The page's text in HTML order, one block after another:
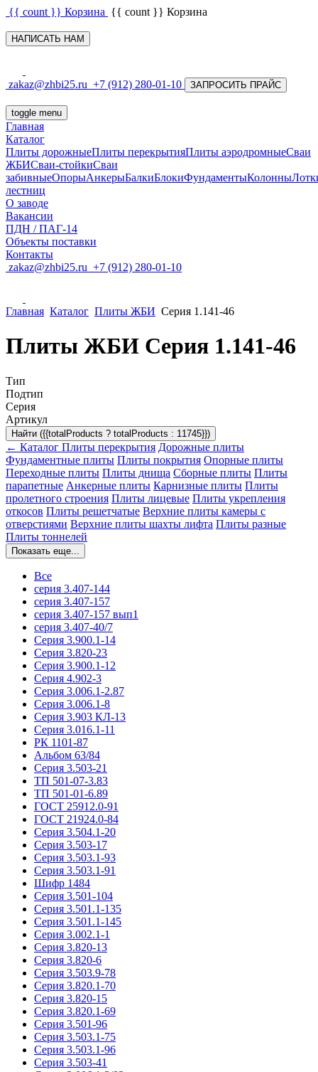
{{ count }} Корзина {{ count }} Корзина
НАПИСАТЬ НАМ
zakaz@zhbi25.ru +7 (912) 280-01-10 ЗАПРОСИТЬ ПРАЙС
toggle menu
Главная
Каталог
Плиты дорожныеПлиты перекрытияПлиты аэродромныеСваи
ЖБИСваи-стойкиСваи
забивныеОпорыАнкерыБалкиБлокиФундаментыКолонны
лестниц
О заводе
Вакансии
ПДН / ПАГ-14
Объекты поставки
Контакты
zakaz@zhbi25.ru +7 (912) 280-01-10
Главная Каталог Плиты ЖБИ Серия 1.141-46
Плиты ЖБИ Серия 1.141-46
Тип
Подтип
Серия
Артикул
Найти ({{totalProducts ? totalProducts : 11745}})
← Каталог Плиты перекрытия Дорожные плиты
Фундаментные плиты Плиты покрытия Опорные плиты
Переходные плиты Плиты днища Сборные плиты Плиты
парапетные Анкерные плиты Карнизные плиты Плиты
пролетного строения Плиты лицевые Плиты укрепления
откосов Плиты решетчатые Верхние плиты камеры с
отверстиями Верхние плиты шахты лифта Плиты разные
Плиты тоннелей
Показать еще...
Все
серия 3.407-144
серия 3.407-157
серия 3.407-157 вып1
серия 3.407-40/7
Серия 3.900.1-14
Серия 3.820-23
Серия 3.900.1-12
Серия 4.902-3
Серия 3.006.1-2.87
Серия 3.006.1-8
Серия 3.903 КЛ-13
Серия 3.016.1-11
РК 1101-87
Альбом 63/84
Серия 3.503-21
ТП 501-07-3.83
ТП 501-01-6.89
ГОСТ 25912.0-91
ГОСТ 21924.0-84
Серия 3.504.1-20
Серия 3.503-17
Серия 3.503.1-93
Серия 3.503.1-91
Шифр 1484
Серия 3.501-104
Серия 3.501.1-135
Серия 3.501.1-145
Серия 3.002.1-1
Серия 3.820-13
Серия 3.820-6
Серия 3.503.9-78
Серия 3.820.1-70
Серия 3.820-15
Серия 3.820.1-69
Серия 3.501-96
Серия 3.503.1-75
Серия 3.503.1-96
Серия 3.503-41